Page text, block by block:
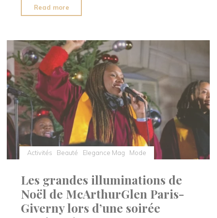
Read more
pop-
store
éphémère
pour
des
fêtes
de
Noël
inoubliables"
Activités Beauté Elegance Mag Mode
Les grandes illuminations de
Noël de McArthurGlen Paris-
Giverny lors d’une soirée